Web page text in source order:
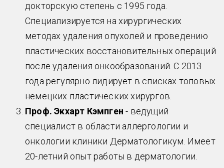
докторскую степень с 1995 года.
Специализируется на хирургических
методах удаления опухолей и проведению
пластических восстановительных операций
после удаления онкообразований. С 2013
года регулярно лидирует в списках топовых
немецких пластических хирургов.
Проф. Экхарт Кэмпген - ведущий
специалист в области аллергологии и
онкологии клиники Дерматологикум. Имеет
20-летний опыт работы в дерматологии.